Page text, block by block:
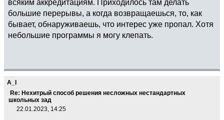
всяким аккредитациям. Приходилось там делать
большие перерывы, а когда возвращаешься, то, как
бывает, обнаруживаешь, что интерес уже пропал. Хотя
небольшие программы я могу клепать.
A_I
Re: Нехитрый способ решения несложных нестандартных
школьных зад
22.01.2023, 14:25